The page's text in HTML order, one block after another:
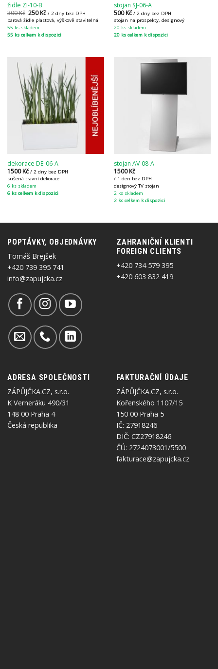
židle ZI-10-B
300Kč 250Kč / 2 dny bez DPH
barová židle plastová, výškově stavitelná
55 ks skladem
55 ks celkem k dispozici
stojan SJ-06-A
500Kč / 2 dny bez DPH
stojan na prospekty, designový
20 ks skladem
20 ks celkem k dispozici
dekorace DE-06-A
1500Kč / 2 dny bez DPH
sušená travní dekorace
6 ks skladem
6 ks celkem k dispozici
stojan AV-08-A
1500Kč
/ 1 den bez DPH
designový TV stojan
2 ks skladem
2 ks celkem k dispozici
POPTÁVKY, OBJEDNÁVKY
Tomáš Brejšek
+420 739 395 741
info@zapujcka.cz
ZAHRANIČNÍ KLIENTI
FOREIGN CLIENTS
+420 734 579 395
+420 603 832 419
ADRESA SPOLEČNOSTI
ZÁPŮJČKA.CZ, s.r.o.
K Verneráku 490/31
148 00 Praha 4
Česká republika
FAKTURAČNÍ ÚDAJE
ZÁPŮJČKA.CZ, s.r.o.
Kořenského 1107/15
150 00 Praha 5
IČ: 27918246
DIČ: CZ27918246
ČÚ: 2724073001/5500
fakturace@zapujcka.cz